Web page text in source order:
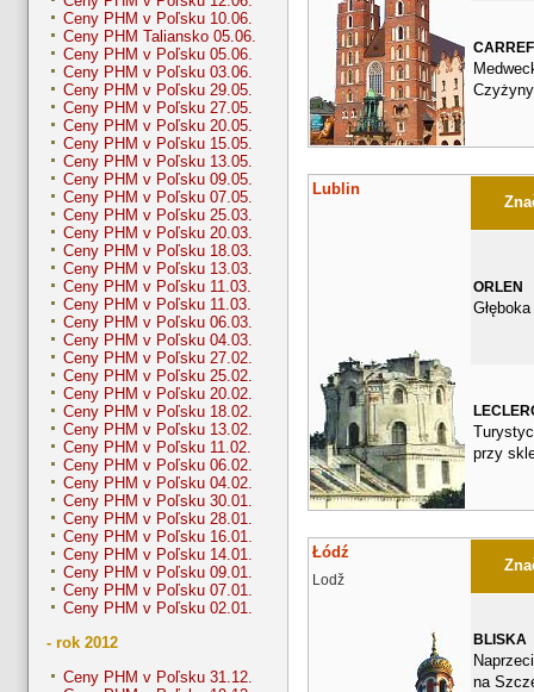
Ceny PHM v Poľsku 10.06.
Ceny PHM Taliansko 05.06.
Ceny PHM v Poľsku 05.06.
Ceny PHM v Poľsku 03.06.
Ceny PHM v Poľsku 29.05.
Ceny PHM v Poľsku 27.05.
Ceny PHM v Poľsku 20.05.
Ceny PHM v Poľsku 15.05.
Ceny PHM v Poľsku 13.05.
Ceny PHM v Poľsku 09.05.
Ceny PHM v Poľsku 07.05.
Ceny PHM v Poľsku 25.03.
Ceny PHM v Poľsku 20.03.
Ceny PHM v Poľsku 18.03.
Ceny PHM v Poľsku 13.03.
Ceny PHM v Poľsku 11.03.
Ceny PHM v Poľsku 11.03.
Ceny PHM v Poľsku 06.03.
Ceny PHM v Poľsku 04.03.
Ceny PHM v Poľsku 27.02.
Ceny PHM v Poľsku 25.02.
Ceny PHM v Poľsku 20.02.
Ceny PHM v Poľsku 18.02.
Ceny PHM v Poľsku 13.02.
Ceny PHM v Poľsku 11.02.
Ceny PHM v Poľsku 06.02.
Ceny PHM v Poľsku 04.02.
Ceny PHM v Poľsku 30.01.
Ceny PHM v Poľsku 28.01.
Ceny PHM v Poľsku 16.01.
Ceny PHM v Poľsku 14.01.
Ceny PHM v Poľsku 09.01.
Ceny PHM v Poľsku 07.01.
Ceny PHM v Poľsku 02.01.
- rok 2012
Ceny PHM v Poľsku 31.12.
Czyżyny
Lublin
ORLEN
przy
Łódź
Lodž
BLISKA
na